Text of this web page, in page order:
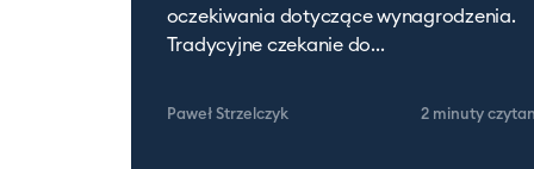
oczekiwania dotyczące wynagrodzenia.
Tradycyjne czekanie do...
Paweł Strzelczyk 2 minuty